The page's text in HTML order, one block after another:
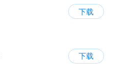
下载
下载